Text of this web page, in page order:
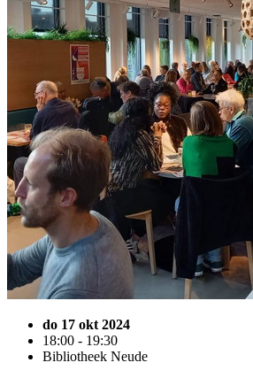
do 17 okt 2024
18:00 - 19:30
Bibliotheek Neude